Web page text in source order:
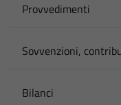
Provvedimenti
Sovvenzioni,
Bilanci